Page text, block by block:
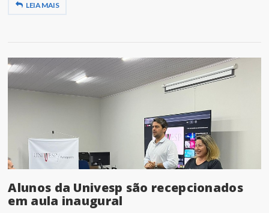
LEIA MAIS
Alunos da Univesp são recepcionados
em aula inaugural